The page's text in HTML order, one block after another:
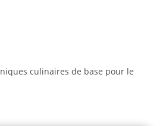
culinaires de base pour le